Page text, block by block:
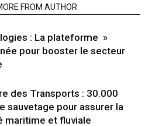
FROM AUTHOR
: La plateforme »
née pour booster le secteur
des Transports : 30.000
sauvetage pour assurer la
maritime et fluviale